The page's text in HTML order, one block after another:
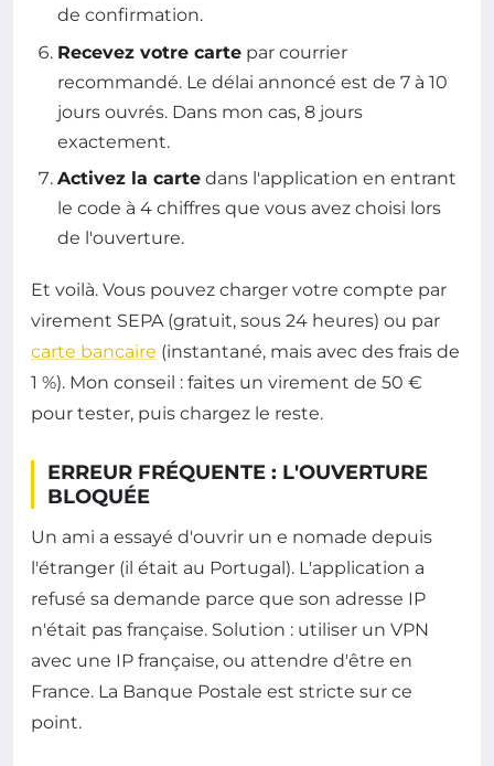
de confirmation.
Recevez votre carte par courrier
recommandé. Le délai annoncé est de 7 à 10
jours ouvrés. Dans mon cas, 8 jours
exactement.
Activez la carte dans l'application en entrant
le code à 4 chiffres que vous avez choisi lors
de l'ouverture.
Et voilà. Vous pouvez charger votre compte par
virement SEPA (gratuit, sous 24 heures) ou par
carte bancaire (instantané, mais avec des frais de
1 %). Mon conseil : faites un virement de 50 €
pour tester, puis chargez le reste.
ERREUR FRÉQUENTE : L'OUVERTURE
BLOQUÉE
Un ami a essayé d'ouvrir un e nomade depuis
l'étranger (il était au Portugal). L'application a
refusé sa demande parce que son adresse IP
n'était pas française. Solution : utiliser un VPN
avec une IP française, ou attendre d'être en
France. La Banque Postale est stricte sur ce
point.